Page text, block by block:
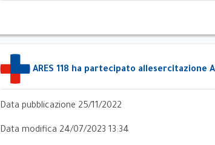
ARES 118 ha partecipato allesercitazione
Data pubblicazione 25/11/2022
Data modifica 24/07/2023 13:34